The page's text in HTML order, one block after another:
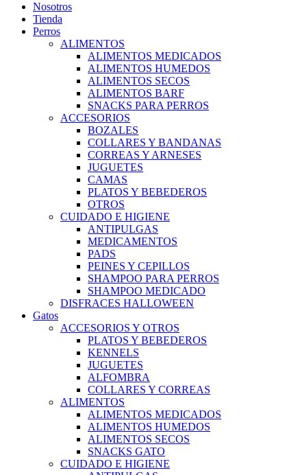
Nosotros
Tienda
Perros
ALIMENTOS
ALIMENTOS MEDICADOS
ALIMENTOS HUMEDOS
ALIMENTOS SECOS
ALIMENTOS BARF
SNACKS PARA PERROS
ACCESORIOS
BOZALES
COLLARES Y BANDANAS
CORREAS Y ARNESES
JUGUETES
CAMAS
PLATOS Y BEBEDEROS
OTROS
CUIDADO E HIGIENE
ANTIPULGAS
MEDICAMENTOS
PADS
PEINES Y CEPILLOS
SHAMPOO PARA PERROS
SHAMPOO MEDICADO
DISFRACES HALLOWEEN
Gatos
ACCESORIOS Y OTROS
PLATOS Y BEBEDEROS
KENNELS
JUGUETES
ALFOMBRA
COLLARES Y CORREAS
ALIMENTOS
ALIMENTOS MEDICADOS
ALIMENTOS HUMEDOS
ALIMENTOS SECOS
SNACKS GATO
CUIDADO E HIGIENE